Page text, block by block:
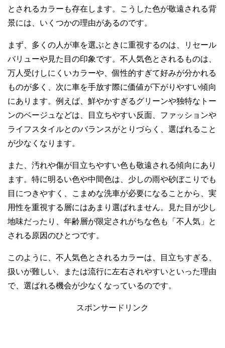
とされるカラーも存在します。こうした色が敬遠される背
景には、いくつかの理由があるのです。
まず、多くの人が車を選ぶときに重視するのは、リセール
バリューや見た目の印象です。不人気色とされるものは、
万人受けしにくいカラーや、個性的すぎて好みが分かれる
ものが多く、次に車を手放す際に価値が下がりやすい傾向
にあります。例えば、鮮やかすぎるグリーンや独特なトー
ンのベージュなどは、目立ちやすい反面、ファッションや
ライフスタイルとのバランスがとりづらく、選ばれること
が少なくなります。
また、汚れや傷が目立ちやすい色も敬遠される傾向にあり
ます。特に明るい色や中間色は、少しの雨や砂ぼこりでも
目につきやすく、こまめな洗車が必要になることから、実
用性を重視する層にはあまり選ばれません。見た目が少し
地味だったり、年齢層が限定されがちな色も「不人気」と
される原因のひとつです。
このように、不人気色とされるカラーは、目立ちすぎる、
扱いが難しい、または流行に左右されやすいといった理由
で、選ばれる機会が少なくなっているのです。
スポンサードリンク